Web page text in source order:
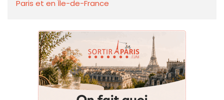
Paris et en Île-de-France